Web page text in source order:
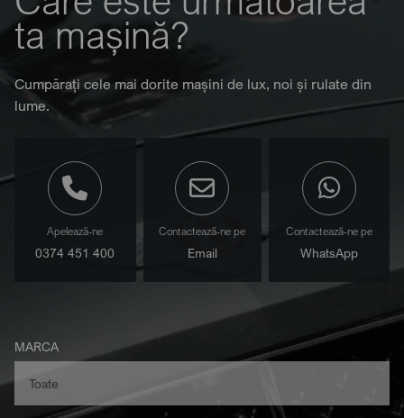
ta mașină?
Cumpărați cele mai dorite mașini de lux, noi și rulate din
lume.
Apelează-ne
0374 451 400
Contactează-ne pe
Email
Contactează-ne pe
WhatsApp
MARCA